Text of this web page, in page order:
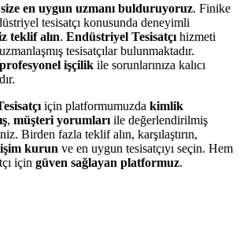
size en uygun uzmanı bulduruyoruz. Finike
tesisatçı konusunda deneyimli
teklif alın. Endüstriyel Tesisatçı hizmeti
tesisatçılar bulunmaktadır.
profesyonel işçilik ile sorunlarınıza kalıcı
için platformumuzda kimlik
, müşteri yorumları ile değerlendirilmiş
Birden fazla teklif alın, karşılaştırın,
kurun ve en uygun tesisatçıyı seçin. Hem
için güven sağlayan platformuz.